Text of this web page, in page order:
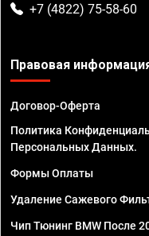
+7 (4822) 75-58-60
Правовая
Договор-Оферта
Политика
Персональных Данных.
Формы Оплаты
Удаление Сажевого
Чип Тюнинг BMW После